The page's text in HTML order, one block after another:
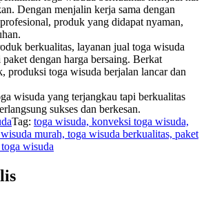
Dengan menjalin kerja sama dengan
produk yang didapat nyaman,
berkualitas, layanan jual toga wisuda
dengan harga bersaing. Berkat
produksi toga wisuda berjalan lancar dan
wisuda yang terjangkau tapi berkualitas
sukses dan berkesan.
Tag: toga wisuda, konveksi toga wisuda,
murah, toga wisuda berkualitas, paket
wisuda